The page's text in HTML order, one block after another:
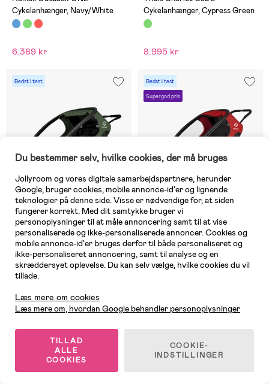
Cykelanhænger, Navy/White
6.389 kr
Cykelanhænger, Cypress Green
8.995 kr
Bedst i test
På lager
(49)
Hamax Outback
5.999 kr
Vejl. pris: 6.249 kr
Bedst i test
Supergod pris
2 TILBAGE
(11)Hamax Outback ONE
4.895 kr
Du bestemmer selv, hvilke cookies, der må bruges
Jollyroom og vores digitale samarbejdspartnere, herunder
Google, bruger cookies, mobile annonce-id'er og lignende
teknologier på denne side. Visse er nødvendige for, at siden
fungerer korrekt. Med dit samtykke bruger vi
personoplysninger til at måle annoncering samt til at vise
personaliserede og ikke-personaliserede annoncer. Cookies og
mobile annonce-id'er bruges derfor til både personaliseret og
ikke-personaliseret annoncering, samt til analyse og en
skræddersyet oplevelse. Du kan selv vælge, hvilke cookies du vil
tillade.
Læs mere om cookies
Læs mere om, hvordan Google behandler personoplysninger
TILLAD
ALLE
COOKIES
COOKIE-
INDSTILLINGER